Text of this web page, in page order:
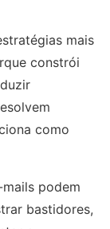
mais
constrói
como
podem
bastidores,